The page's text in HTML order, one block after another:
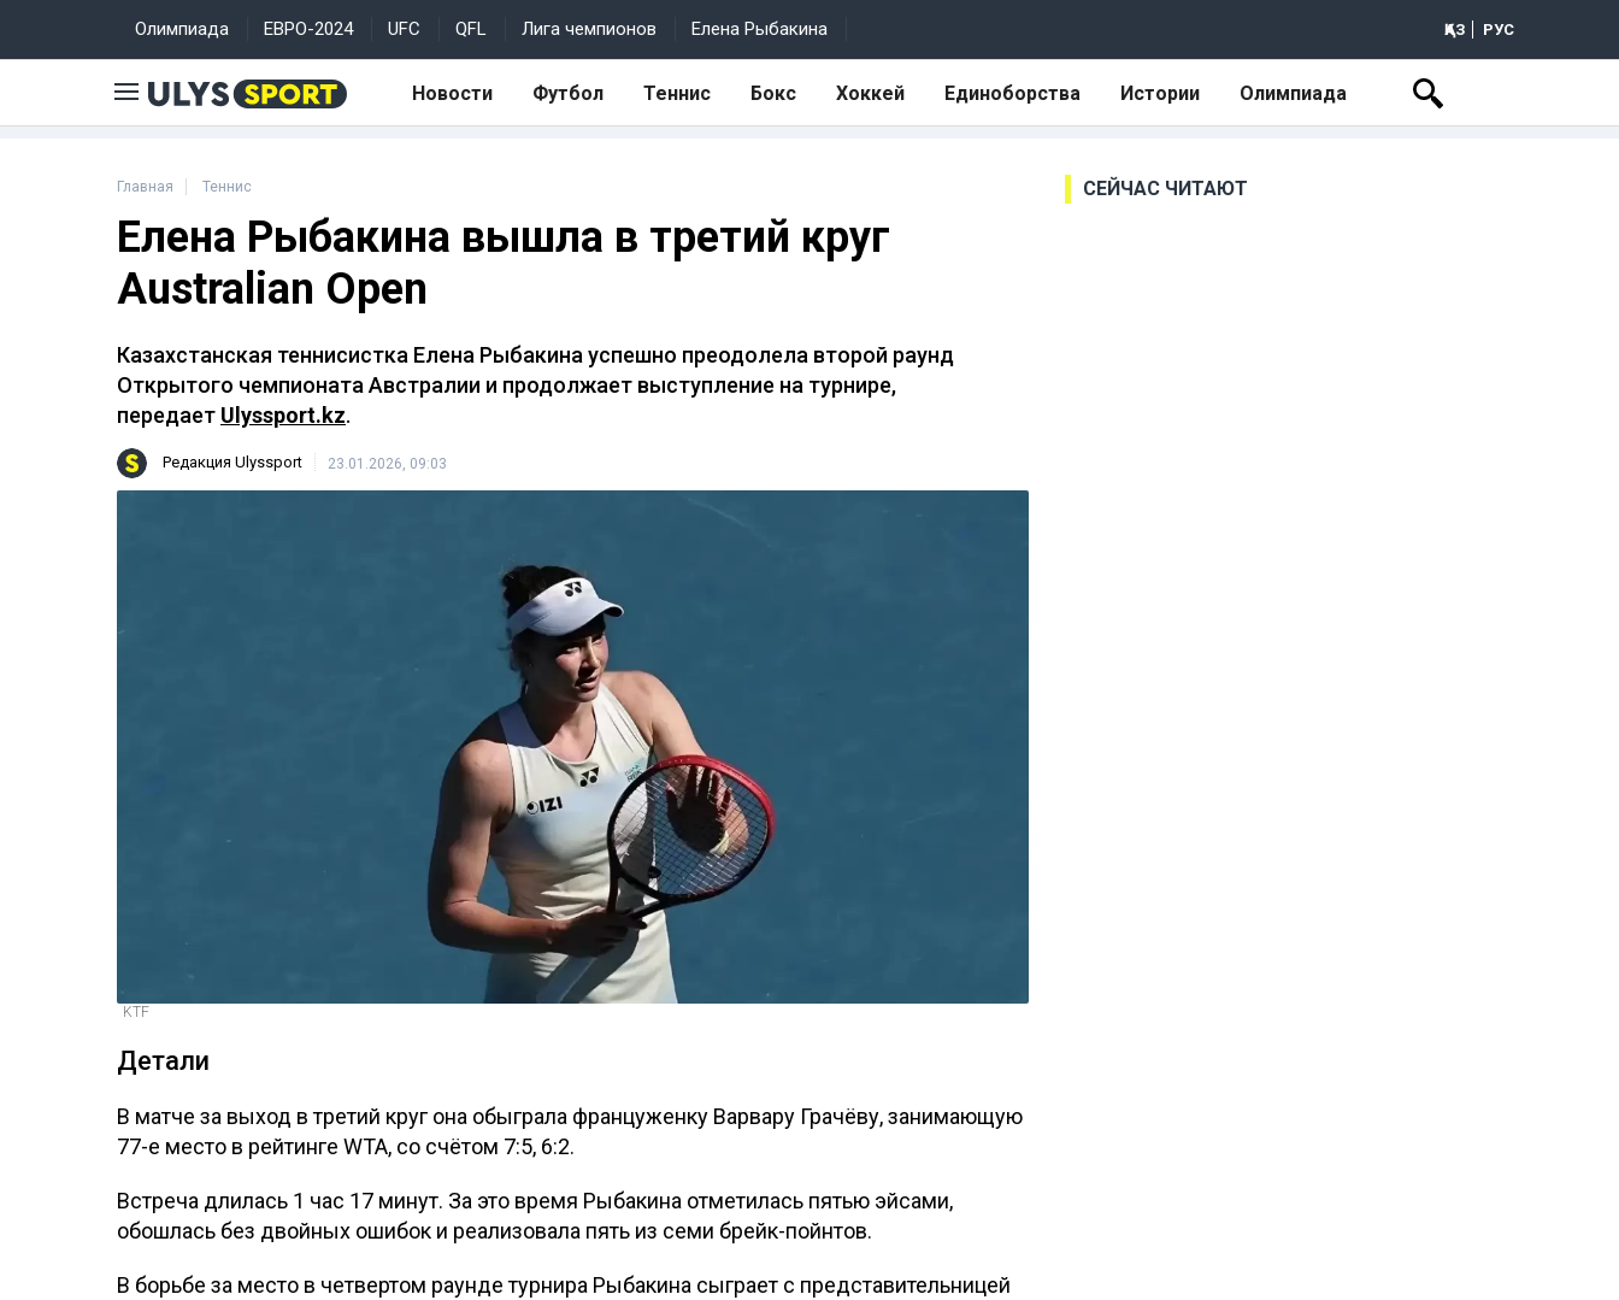
Олимпиада ЕВРО-2024 UFC QFL Лига чемпионов Елена Рыбакина ҚАЗ РУС
Новости Футбол Теннис Бокс Хоккей Единоборства Истории Олимпиада
Главная Теннис
Елена Рыбакина вышла в третий круг
Australian Open
Казахстанская теннисистка Елена Рыбакина успешно преодолела второй раунд
Открытого чемпионата Австралии и продолжает выступление на турнире,
передает Ulyssport.kz.
Редакция Ulyssport 23.01.2026, 09:03
KTF
Детали
В матче за выход в третий круг она обыграла француженку Варвару Грачёву, занимающую
77-е место в рейтинге WTA, со счётом 7:5, 6:2.
Встреча длилась 1 час 17 минут. За это время Рыбакина отметилась пятью эйсами,
обошлась без двойных ошибок и реализовала пять из семи брейк-пойнтов.
В борьбе за место в четвертом раунде турнира Рыбакина сыграет с представительницей
СЕЙЧАС ЧИТАЮТ